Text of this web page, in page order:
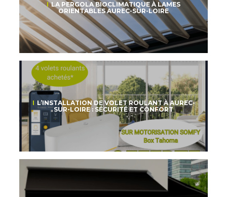
LA PERGOLA BIOCLIMATIQUE À LAMES
ORIENTABLES AUREC-SUR-LOIRE
L’INSTALLATION DE VOLET ROULANT À AUREC-
SUR-LOIRE : SÉCURITÉ ET CONFORT